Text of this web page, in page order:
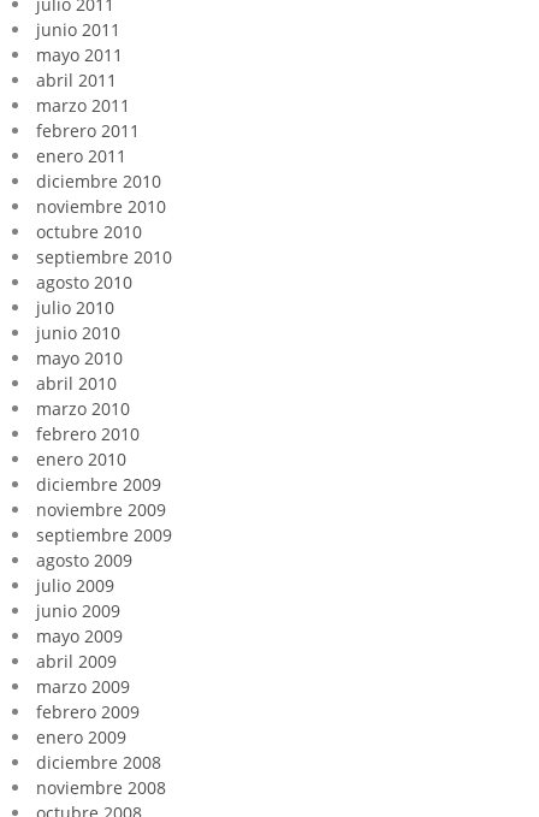
junio 2011
mayo 2011
abril 2011
marzo 2011
febrero 2011
enero 2011
diciembre 2010
noviembre 2010
octubre 2010
septiembre 2010
agosto 2010
julio 2010
junio 2010
mayo 2010
abril 2010
marzo 2010
febrero 2010
enero 2010
diciembre 2009
noviembre 2009
septiembre 2009
agosto 2009
julio 2009
junio 2009
mayo 2009
abril 2009
marzo 2009
febrero 2009
enero 2009
diciembre 2008
noviembre 2008